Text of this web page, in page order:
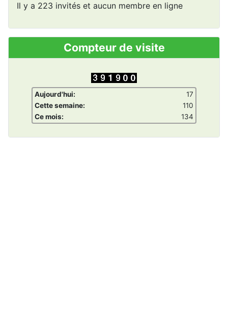
Il y a 223 invités et aucun membre en ligne
Compteur de visite
Aujourd'hui:
17
Cette semaine:
110
Ce mois:
134